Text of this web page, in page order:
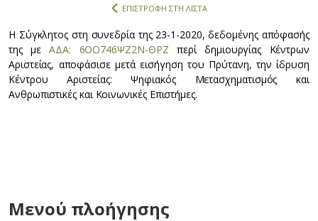
ΕΠΙΣΤΡΟΦΗ ΣΤΗ ΛΙΣΤΑ
Η Σύγκλητος στη συνεδρία της 23-1-2020, δεδομένης απόφασής
της μεΑΔΑ: 6ΟΟ746ΨΖ2Ν-ΘΡΖ περί δημιουργίας Κέντρων
Αριστείας, αποφάσισε μετά εισήγηση του Πρύτανη, την ίδρυση
Κέντρου Αριστείας: Ψηφιακός Μετασχηματισμός και
Ανθρωπιστικές και Κοινωνικές Επιστήμες.
Μενού πλοήγησης